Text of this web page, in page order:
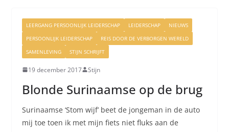
LEERGANG PERSOONLIJK LEIDERSCHAP LEIDERSCHAP
NIEUWS
PERSOONLIJK LEIDERSCHAP
REIS DOOR DE VERBORGEN WERELD
SAMENLEVING
STIJN SCHRIJFT
19 december 2017 Stijn
Blonde Surinaamse op de brug
Surinaamse ‘Stom wijf’ beet de jongeman in de auto
mij toe toen ik met mijn fiets niet fluks aan de